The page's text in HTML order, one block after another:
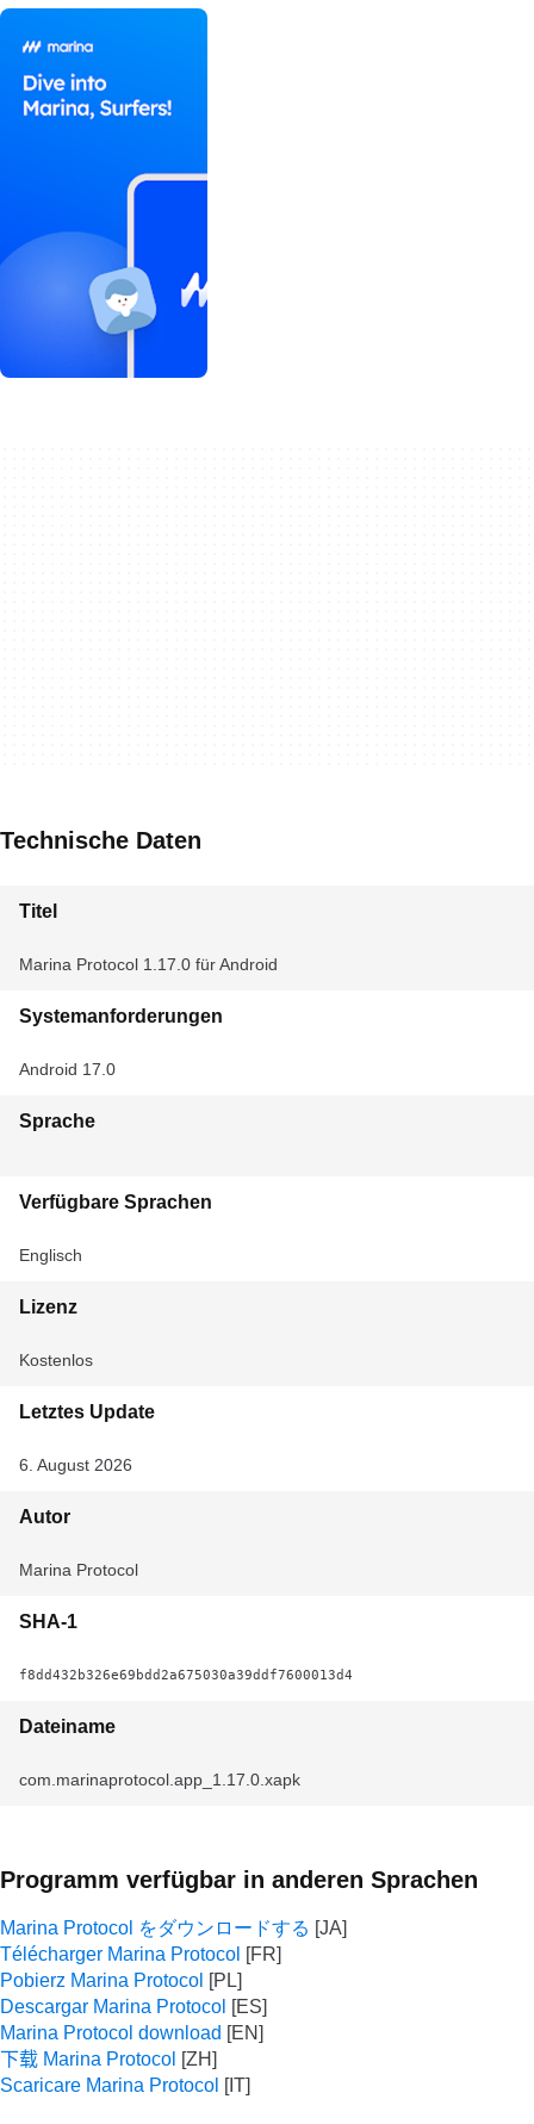
Technische Daten
Titel
Marina Protocol 1.17.0 für Android
Systemanforderungen
Android 17.0
Sprache
Verfügbare Sprachen
Englisch
Lizenz
Kostenlos
Letztes Update
6. August 2026
Autor
Marina Protocol
SHA-1
f8dd432b326e69bdd2a675030a39ddf7600013d4
Dateiname
com.marinaprotocol.app_1.17.0.xapk
Programm verfügbar in anderen Sprachen
Marina Protocol をダウンロードする
Télécharger Marina Protocol
Pobierz Marina Protocol
Descargar Marina Protocol
Marina Protocol download
下载 Marina Protocol
Scaricare Marina Protocol